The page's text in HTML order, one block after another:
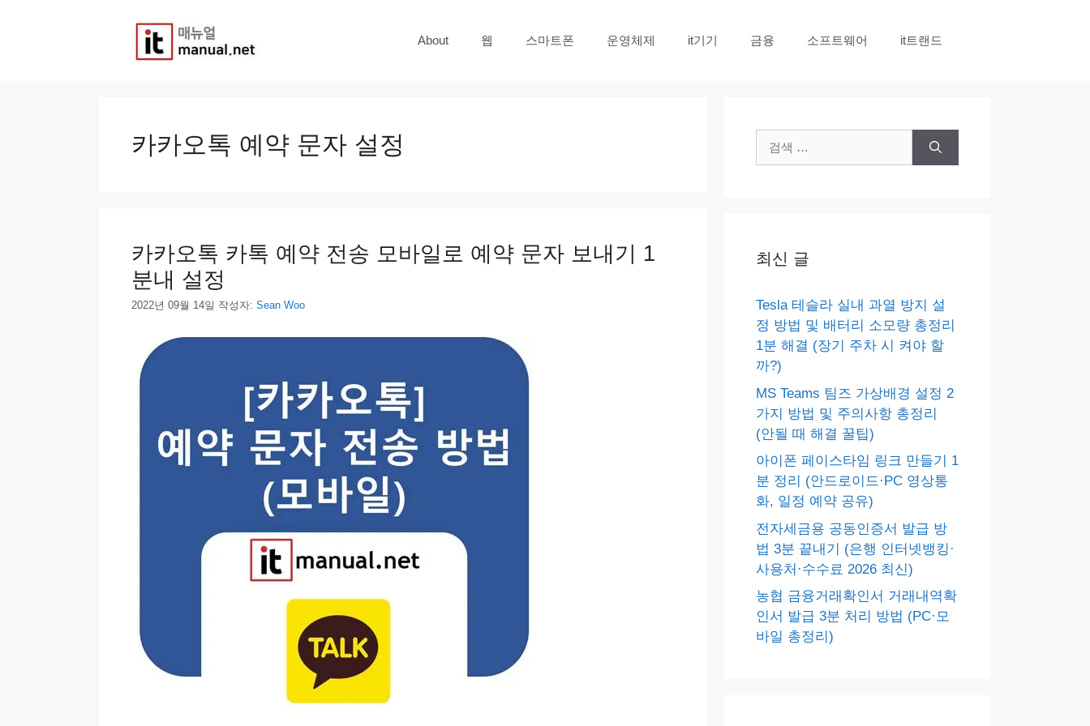
About 웹 스마트폰 운영체제 it기기 금융 소프트웨어 it트랜드
카카오톡 예약 문자 설정
카카오톡 카톡 예약 전송 모바일로 예약 문자 보내기 1
분내 설정
2022년 09월 14일 작성자: Sean Woo
색:
최신 글
Tesla 테슬라 실내 과열 방지 설
정 방법 및 배터리 소모량 총정리
1분 해결 (장기 주차 시 켜야 할
까?)
MS Teams 팀즈 가상배경 설정 2
가지 방법 및 주의사항 총정리
(안될 때 해결 꿀팁)
아이폰 페이스타임 링크 만들기 1
분 정리 (안드로이드·PC 영상통
화, 일정 예약 공유)
전자세금용 공동인증서 발급 방
법 3분 끝내기 (은행 인터넷뱅킹·
사용처·수수료 2026 최신)
농협 금융거래확인서 거래내역확
인서 발급 3분 처리 방법 (PC·모
바일 총정리)